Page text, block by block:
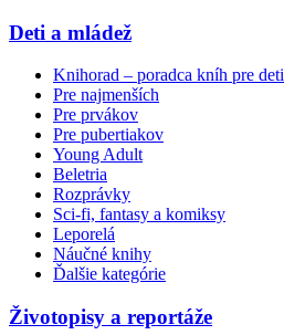
Deti a mládež
Knihorad – poradca kníh pre deti
Pre najmenších
Pre prvákov
Pre pubertiakov
Young Adult
Beletria
Rozprávky
Sci-fi, fantasy a komiksy
Leporelá
Náučné knihy
Ďalšie kategórie
Životopisy a reportáže